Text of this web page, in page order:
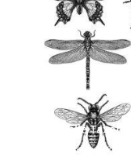
Individuelle
Spezifische Eigenschaften